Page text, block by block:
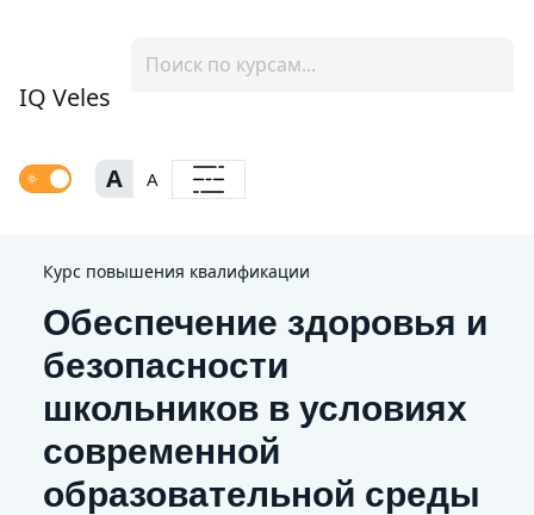
IQ Veles
A A
Курс повышения квалификации
Обеспечение здоровья и
безопасности
школьников в условиях
современной
образовательной среды